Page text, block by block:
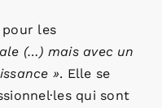
les
(…) mais avec un
». Elle se
qui sont